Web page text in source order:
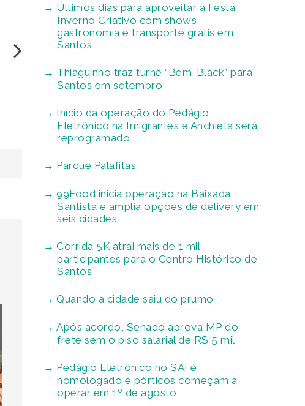
Últimos dias para aproveitar a Festa
Inverno Criativo com shows,
gastronomia e transporte grátis em
Santos
Thiaguinho traz turnê “Bem-Black” para
Santos em setembro
Início da operação do Pedágio
Eletrônico na Imigrantes e Anchieta será
reprogramado
Parque Palafitas
99Food inicia operação na Baixada
Santista e amplia opções de delivery em
seis cidades
Corrida 5K atrai mais de 1 mil
participantes para o Centro Histórico de
Santos
Quando a cidade saiu do prumo
Após acordo, Senado aprova MP do
frete sem o piso salarial de R$ 5 mil
Pedágio Eletrônico no SAI é
homologado e pórticos começam a
operar em 1º de agosto